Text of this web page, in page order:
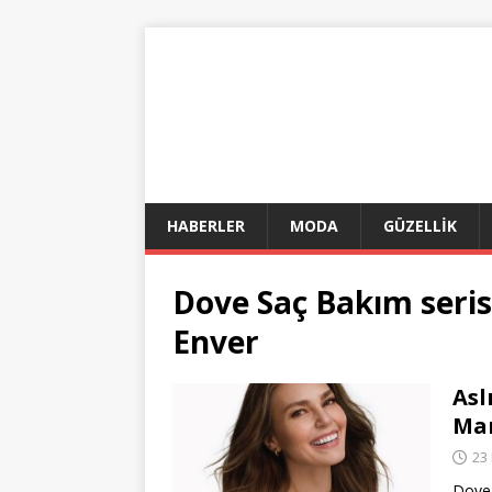
HABERLER MODA GÜZELLİK
Dove Saç Bakım
Enver
23